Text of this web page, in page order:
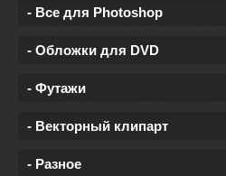
- Все для Photoshop
- Обложки для DVD
- Футажи
- Векторный клипарт
- Разное